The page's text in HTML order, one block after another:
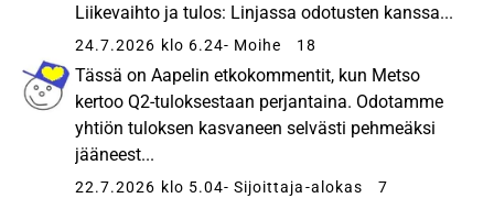
Liikevaihto ja tulos: Linjassa odotusten kanssa...
24.7.2026 klo 6.24- Moihe 18
Tässä on Aapelin etkokommentit, kun Metso
kertoo Q2-tuloksestaan perjantaina. Odotamme
yhtiön tuloksen kasvaneen selvästi pehmeäksi
jääneest...
22.7.2026 klo 5.04- Sijoittaja-alokas 7